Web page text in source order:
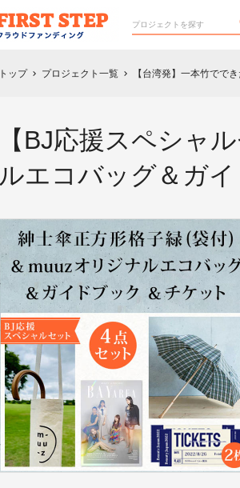
トップ chevron_right プロジェクト一覧 chevron_right 【台湾発】一本竹でで
【BJ応援スペシャ
ルエコバッグ＆ガ